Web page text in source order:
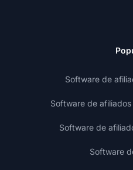
Software de
Software de
Software de
Software